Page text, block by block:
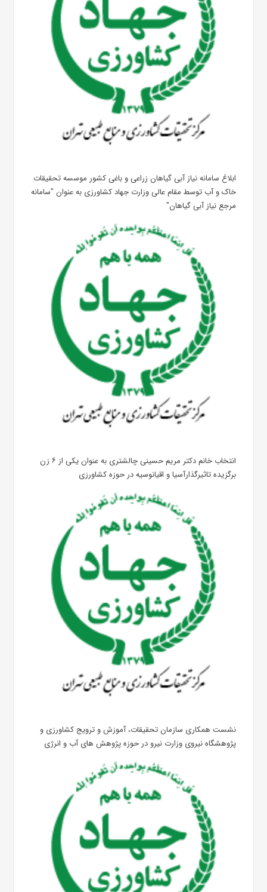
ابلاغ سامانه نیاز آبی گیاهان زراعی و باغی کشور موسسه تحقیقات
خاک و آب توسط مقام عالی وزارت جهاد کشاورزی به عنوان "سامانه
مرجع نیاز آبی گیاهان"
انتخاب خانم دکتر مریم حسینی چالشتری به عنوان یکی از ۶ زن
برگزیده تاثیرگذارآسیا و اقیانوسیه در حوزه کشاورزی
نشست همکاری سازمان تحقیقات، آموزش و ترویج کشاورزی و
پژوهشگاه نیروی وزارت نیرو در حوزه پژوهش های آب و انرژی